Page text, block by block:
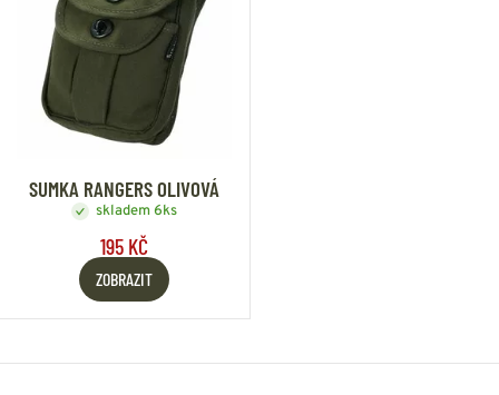
SUMKA RANGERS OLIVOVÁ
skladem 6ks
195 KČ
ZOBRAZIT